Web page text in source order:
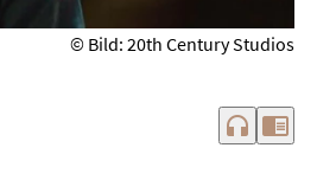
© Bild: 20th Century Studios
headphones chrome_reader_mode